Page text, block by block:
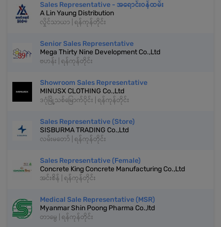
Sales Representative - အရောင်းဝန်ထမ်း
A Lin Yaung Distribution
လှိုင်သာယာ | ရန်ကုန်တိုင်း
Senior Sales Representative
Mega Thirty Nine Development Co.,Ltd
ဗဟန်း | ရန်ကုန်တိုင်း
Showroom Sales Representative
MINUSX CLOTHING Co.,Ltd
ဒဂုံမြို့သစ်မြောက်ပိုင်း | ရန်ကုန်တိုင်း
Sales Representative (Store)
SISBURMA TRADING Co.,Ltd
လမ်းမတော် | ရန်ကုန်တိုင်း
Sales Representative (Female)
Concrete King Concrete Manufacturing Co.,Ltd
အင်းစိန် | ရန်ကုန်တိုင်း
Medical Sale Representative (MSR)
Myanmar Shin Poong Pharma Co.,ltd
တာမွေ | ရန်ကုန်တိုင်း